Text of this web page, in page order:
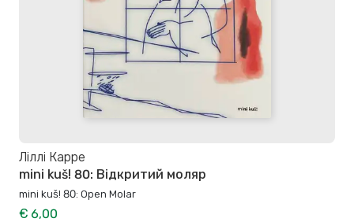
Ліллі Карре
mini kuš! 80: Відкритий моляр
mini kuš! 80: Open Molar
€ 6,00